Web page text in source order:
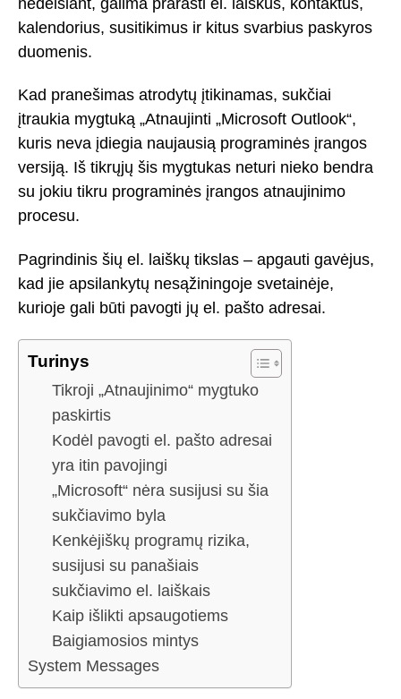
kalendorius, susitikimus ir kitus svarbius paskyros
duomenis.
Kad pranešimas atrodytų įtikinamas, sukčiai
įtraukia mygtuką „Atnaujinti „Microsoft Outlook“,
kuris neva įdiegia naujausią programinės įrangos
versiją. Iš tikrųjų šis mygtukas neturi nieko bendra
su jokiu tikru programinės įrangos atnaujinimo
procesu.
Pagrindinis šių el. laiškų tikslas – apgauti gavėjus,
kad jie apsilankytų nesąžiningoje svetainėje,
kurioje gali būti pavogti jų el. pašto adresai.
Turinys
Tikroji „Atnaujinimo“ mygtuko
paskirtis
Kodėl pavogti el. pašto adresai
yra itin pavojingi
„Microsoft“ nėra susijusi su šia
sukčiavimo byla
Kenkėjiškų programų rizika,
susijusi su panašiais
sukčiavimo el. laiškais
Kaip išlikti apsaugotiems
Baigiamosios mintys
System Messages